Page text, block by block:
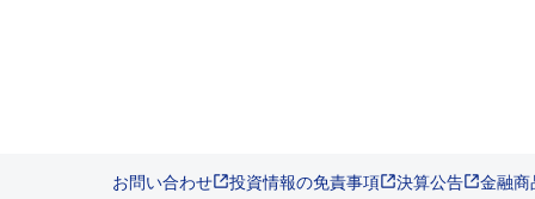
お問い合わせ 投資情報の免責事項 決算公告 金融